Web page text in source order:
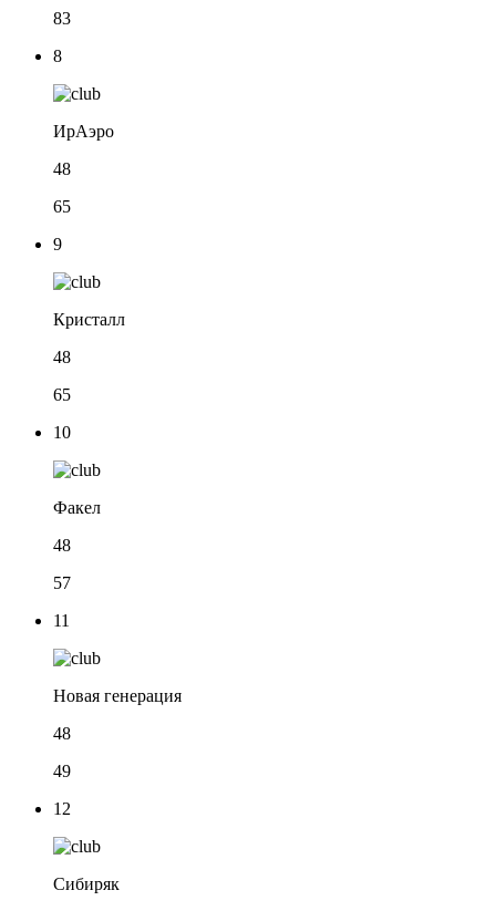
83
8
ИрАэро
48
65
9
Кристалл
48
65
10
Факел
48
57
11
Новая генерация
48
49
12
Сибиряк